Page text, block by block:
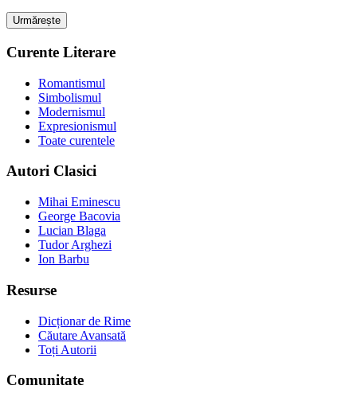
Urmărește
Curente Literare
Romantismul
Simbolismul
Modernismul
Expresionismul
Toate curentele
Autori Clasici
Mihai Eminescu
George Bacovia
Lucian Blaga
Tudor Arghezi
Ion Barbu
Resurse
Dicționar de Rime
Căutare Avansată
Toți Autorii
Comunitate